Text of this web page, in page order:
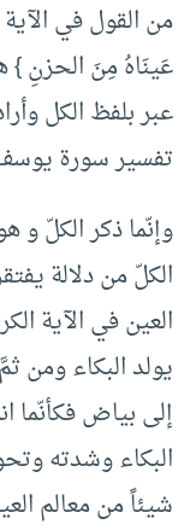
عَينَاهُ مِنَ الحزنِ }
عبر بلفظ الكل
تفسير سورة يوسف، ج1،
وإنّما ذكر الكلّ و
الكلّ من دلالة
العين في الآية
يولد البكاء ومن
إلى بياض فكأنّما
البكاء وشدته
شيئاً من معالم